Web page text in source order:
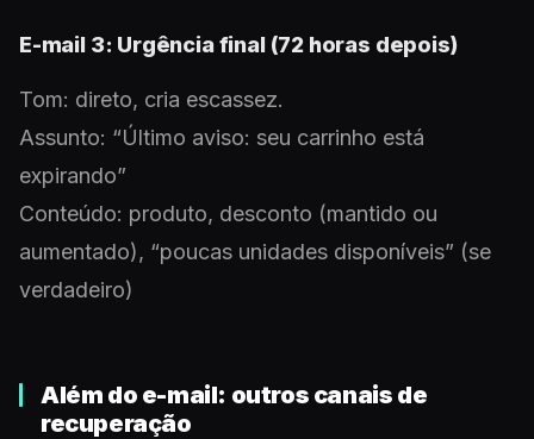
E-mail 3: Urgência final (72 horas depois)
Tom: direto, cria escassez.
Assunto: “Último aviso: seu carrinho está
expirando”
Conteúdo: produto, desconto (mantido ou
aumentado), “poucas unidades disponíveis” (se
verdadeiro)
Além do e-mail: outros canais de
recuperação